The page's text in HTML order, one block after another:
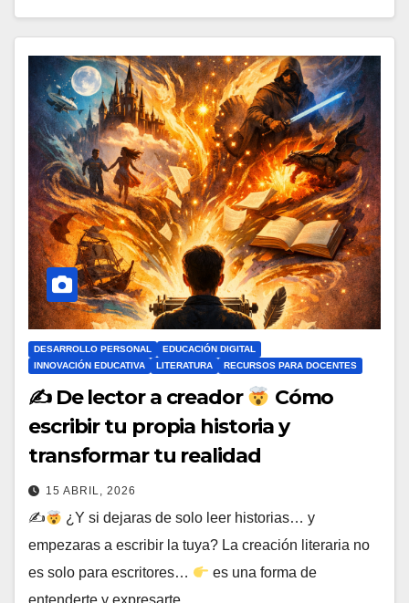
DESARROLLO PERSONAL
EDUCACIÓN DIGITAL
INNOVACIÓN EDUCATIVA
LITERATURA RECURSOS PARA DOCENTES
✍De lector a creador
Cómo
escribir tu propia historia y
transformar tu realidad
15 ABRIL, 2026
✍
¿Y si dejaras de solo leer historias… y
empezaras a escribir la tuya? La creación literaria no
es solo para escritores…
es una forma de
entenderte y expresarte…